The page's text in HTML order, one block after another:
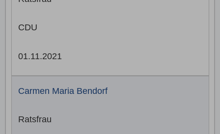
CDU
01.11.2021
Carmen Maria Bendorf
Ratsfrau